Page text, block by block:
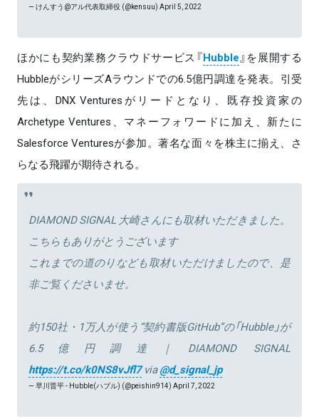
— けんすう@アル代表取締役 (@kensuu) April 5, 2022
ほかにも契約業務クラウドサービス『Hubble』を展開する
HubbleがシリーズAラウンドでの6.5億円調達を発表。引受
先は、DNX Venturesがリードとなり、既存投資家の
Archetype Ventures、マネーフォワードに加え、新たに
Salesforce Venturesが参加。著名な面々を株主に揃え、さ
らなる飛躍が期待される。
DIAMOND SIGNAL 大崎さんにも取材いただきました。
こちらもありがとうございます
これまでの道のりなども取材いただけましたので、是
非ご覧くださいませ。
約150社・1万人が使う“契約書版GitHub”の「Hubble」が
6.5億円調達｜DIAMOND SIGNAL
https://t.co/k0NS8vJfl7via@d_signal_jp
— 早川晋平 - Hubble(ハブル) (@peishin914) April 7, 2022